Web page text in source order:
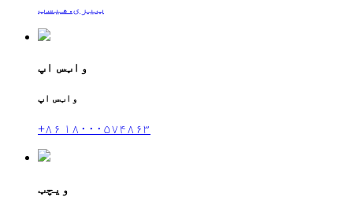
ټیری.هیسټ
واټس اپ
واټس اپ
+۸۶ ۱۸۰۰۰۵۷۴۸۶۳
ویچټ